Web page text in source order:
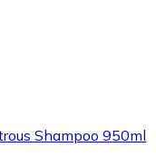
Shampoo 950ml